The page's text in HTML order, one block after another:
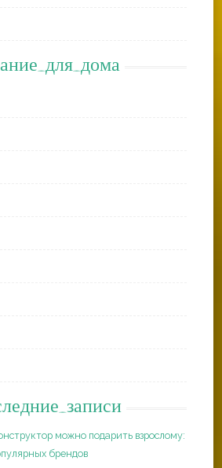
можно подарить взрослому:
брендов